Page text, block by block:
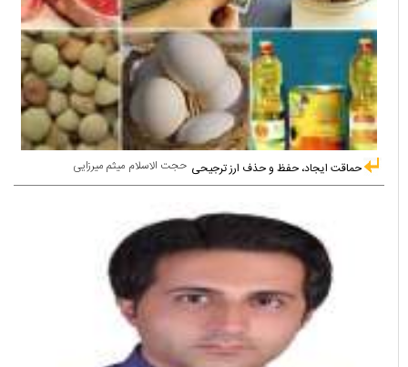
حجت الاسلام میثم میرزایی حماقت ایجاد، حفظ و حذف ارز ترجیحی